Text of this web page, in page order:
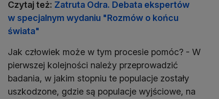
Czytaj też: Zatruta Odra. Debata ekspertów
w specjalnym wydaniu "Rozmów o końcu
świata"
Jak człowiek może w tym procesie pomóc? - W
pierwszej kolejności należy przeprowadzić
badania, w jakim stopniu te populacje zostały
uszkodzone, gdzie są populacje wyjściowe, na